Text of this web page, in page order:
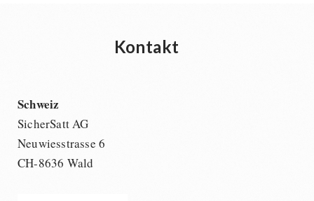
Kontakt
Schweiz
SicherSatt AG
Neuwiesstrasse 6
CH-8636 Wald